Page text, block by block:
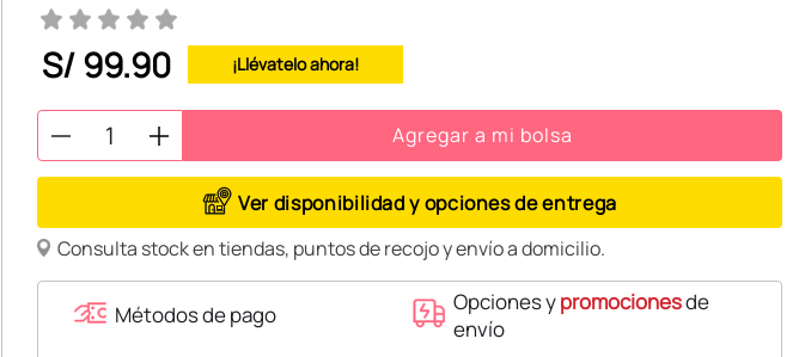
S/99.90 ¡Llévatelo ahora!
Agregar a mi bolsa
Ver disponibilidad y opciones de entrega
Consulta stock en tiendas, puntos de recojo y envío a domicilio.
Métodos de pago Opciones ypromocionesde
envío